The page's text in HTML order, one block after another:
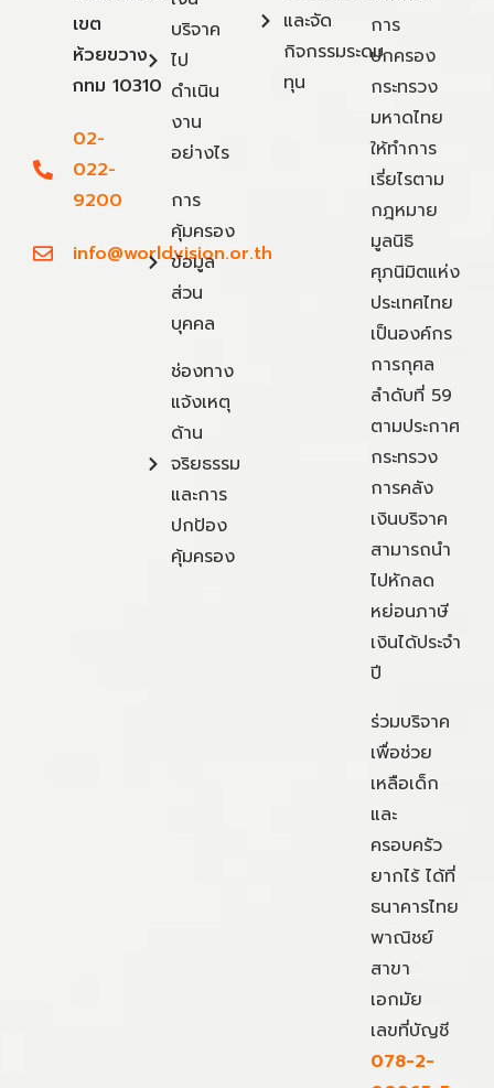
เขต
ห้วยขวาง
กทม 10310
02-
022-
9200
info@worldvision.or.th
บริจาค
ไป
ดำเนิน
งาน
อย่างไร
การ
คุ้มครอง
ข้อมูล
ส่วน
บุคคล
ช่องทาง
แจ้งเหตุ
ด้าน
จริยธรรม
และการ
ปกป้อง
คุ้มครอง
และจัด
กิจกรรมระดม
ทุน
การ
ปกครอง
กระทรวง
มหาดไทย
ให้ทำการ
เรี่ยไรตาม
กฎหมาย
มูลนิธิ
ศุภนิมิตแห่ง
ประเทศไทย
เป็นองค์กร
การกุศล
ลำดับที่ 59
ตามประกาศ
กระทรวง
การคลัง
เงินบริจาค
สามารถนำ
ไปหักลด
หย่อนภาษี
เงินได้ประจำ
ปี
ร่วมบริจาค
เพื่อช่วย
เหลือเด็ก
และ
ครอบครัว
ยากไร้ ได้ที่
ธนาคารไทย
พาณิชย์
สาขา
เอกมัย
เลขที่บัญชี
078-2-